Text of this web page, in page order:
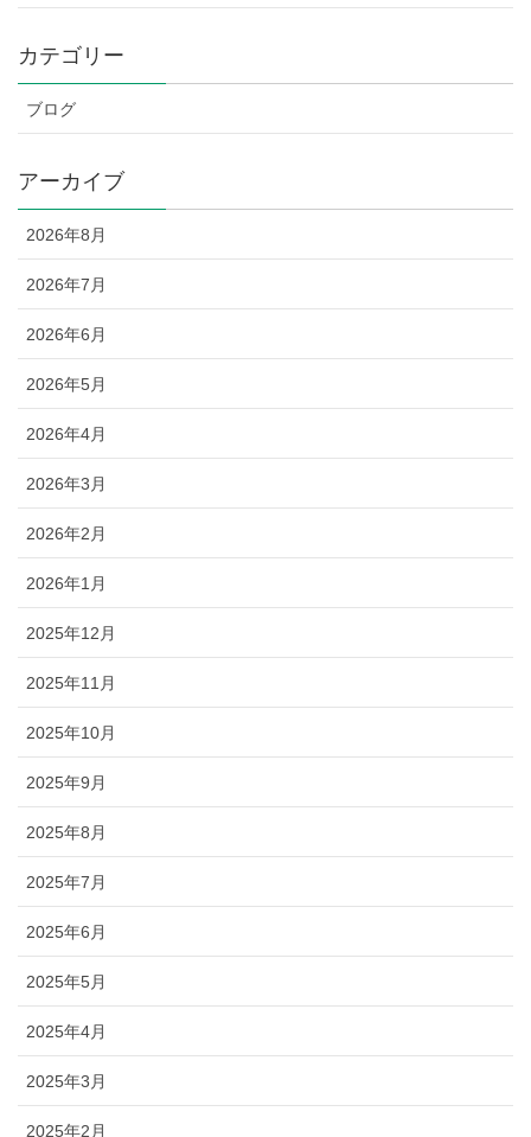
カテゴリー
ブログ
アーカイブ
2026年8月
2026年7月
2026年6月
2026年5月
2026年4月
2026年3月
2026年2月
2026年1月
2025年12月
2025年11月
2025年10月
2025年9月
2025年8月
2025年7月
2025年6月
2025年5月
2025年4月
2025年3月
2025年2月